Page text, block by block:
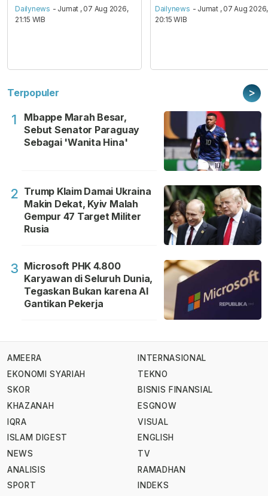
Dailynews - Jumat , 07 Aug 2026,
21:15 WIB
Dailynews - Jumat , 07 Aug 2026,
20:15 WIB
Terpopuler >
1
Mbappe Marah Besar,
Sebut Senator Paraguay
Sebagai 'Wanita Hina'
2 Trump Klaim Damai Ukraina
Makin Dekat, Kyiv Malah
Gempur 47 Target Militer
Rusia
3 Microsoft PHK 4.800
Karyawan di Seluruh Dunia,
Tegaskan Bukan karena AI
Gantikan Pekerja
AMEERA
EKONOMI SYARIAH
SKOR
KHAZANAH
IQRA
ISLAM DIGEST
NEWS
ANALISIS
SPORT
INTERNASIONAL
TEKNO
BISNIS FINANSIAL
ESGNOW
VISUAL
ENGLISH
TV
RAMADHAN
INDEKS